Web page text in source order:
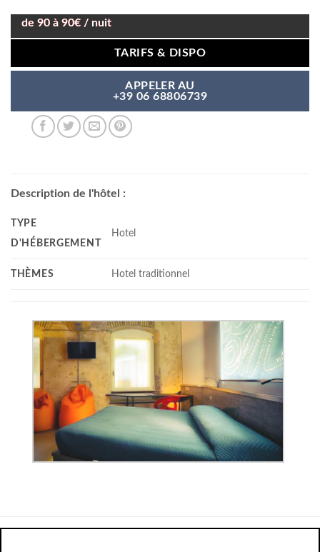
de 90 à 90€ / nuit
TARIFS & DISPO
APPELER AU
+39 06 68806739
Description de l'hôtel :
TYPE
D'HÉBERGEMENT
Hotel
THÈMES Hotel traditionnel